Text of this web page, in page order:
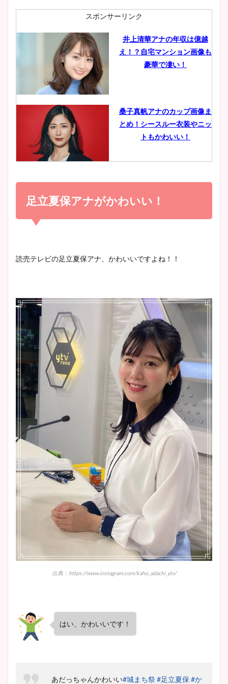
肉も凄い！
鈴木唯の太ってた時の体重が
ヤバすぎww原因や痩せたダ
豊島実季アナのカップ画像ま
とめ！美脚や水着姿に年齢も
宇賀神メグアナのニット画像
まとめた！
スポンサーリンク
井上清華アナの年収は億越
え！？自宅マンション画像も
豪華で凄い！
桑子真帆アナのカップ画像ま
とめ！シースルー衣装やニッ
トもかわいい！
小室瑛莉子のカップ画像まと
め！足が美脚でニット衣装も
清水麻椰アナのかわいい画
大家彩香アナのかわいいカッ
プ画像まとめ！同期や実家に
wikiプロフも！
安藤萌々アナのカップ画像や
ニット衣装まとめ！美足の筋
肉も凄い！
鈴木唯の太ってた時の体重が
ヤバすぎww原因や痩せたダ
イエット方は？昔と現在を画
豊島実季アナのカップ画像ま
とめ！美脚や水着姿に年齢も
宇賀神メグアナのニット画像
まとめ！足も美脚でカップも
足立夏保アナがかわいい！
読売テレビの足立夏保アナ、かわいいですよね！！
出典：https://www.instagram.com/kaho_adachi_ytv/
はい、かわいいです！
あだっちゃんかわいい#城まち祭#足立夏保 #か